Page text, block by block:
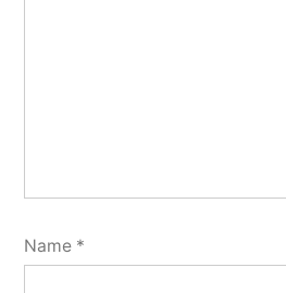
Name *